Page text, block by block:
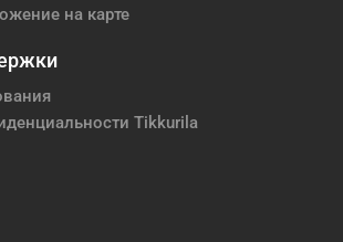
на карте
Tikkurila